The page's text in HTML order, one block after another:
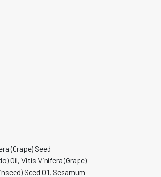
(Grape) Seed
Oil, Vitis Vinifera (Grape)
Seed Oil, Sesamum